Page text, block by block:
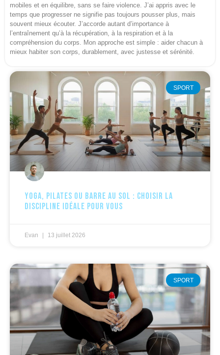
mobiles et en équilibre, sans se faire violence. J’ai appris avec le
temps que progresser ne signifie pas toujours pousser plus, mais
souvent mieux écouter. J’accorde autant d’importance à
l’entraînement qu’à la récupération, à la respiration et à la
compréhension du corps. Mon approche est simple : aider chacun à
mieux habiter son corps, durablement, avec justesse et sérénité.
SPORT
Yoga, pilates ou barre au sol : choisir la
discipline idéale pour vous
Evan 13 juillet 2026
SPORT